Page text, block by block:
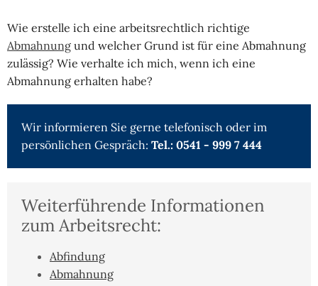
Wie erstelle ich eine arbeitsrechtlich richtige
Abmahnung und welcher Grund ist für eine Abmahnung
zulässig? Wie verhalte ich mich, wenn ich eine
Abmahnung erhalten habe?
Wir informieren Sie gerne telefonisch oder im
persönlichen Gespräch: Tel.: 0541 - 999 7 444
Weiterführende Informationen
zum Arbeitsrecht:
Abfindung
Abmahnung